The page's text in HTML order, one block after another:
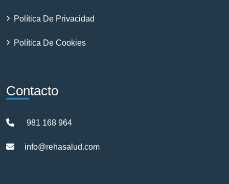
Política De Privacidad
Política De Cookies
Contacto
981 168 964
info@rehasalud.com